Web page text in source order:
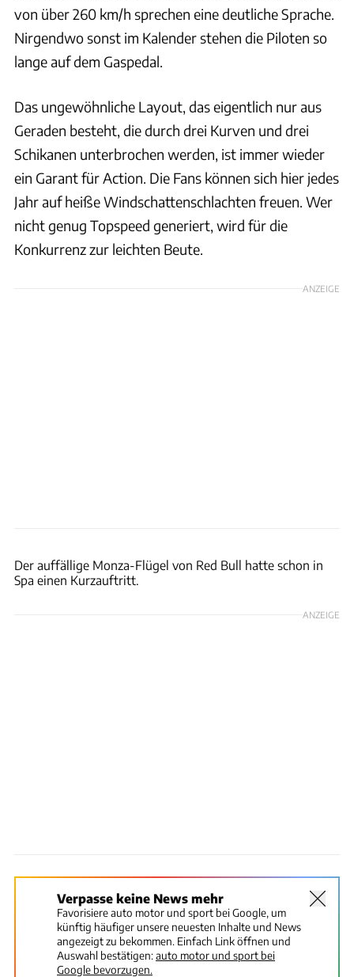
von über 260 km/h sprechen eine deutliche Sprache.
Nirgendwo sonst im Kalender stehen die Piloten so
lange auf dem Gaspedal.
Das ungewöhnliche Layout, das eigentlich nur aus
Geraden besteht, die durch drei Kurven und drei
Schikanen unterbrochen werden, ist immer wieder
ein Garant für Action. Die Fans können sich hier jedes
Jahr auf heiße Windschattenschlachten freuen. Wer
nicht genug Topspeed generiert, wird für die
Konkurrenz zur leichten Beute.
ANZEIGE
Der auffällige Monza-Flügel von Red Bull hatte schon in
Spa einen Kurzauftritt.
ANZEIGE
Verpasse keine News mehr
Favorisiere auto motor und sport bei Google, um
künftig häufiger unsere neuesten Inhalte und News
angezeigt zu bekommen. Einfach Link öffnen und
Auswahl bestätigen:auto motor und sport bei
Google bevorzugen.